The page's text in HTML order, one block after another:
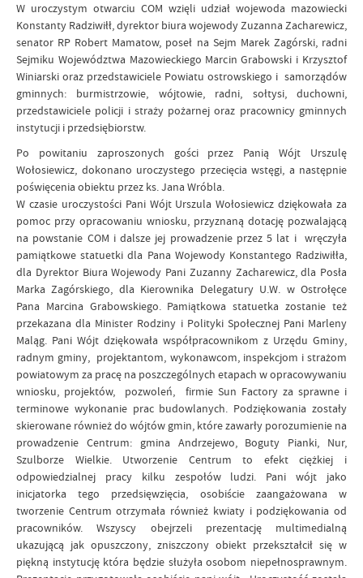
W uroczystym otwarciu COM wzięli udział wojewoda mazowiecki
Konstanty Radziwiłł, dyrektor biura wojewody Zuzanna Zacharewicz,
senator RP Robert Mamatow, poseł na Sejm Marek Zagórski, radni
Sejmiku Województwa Mazowieckiego Marcin Grabowski i Krzysztof
Winiarski oraz przedstawiciele Powiatu ostrowskiego i samorządów
gminnych: burmistrzowie, wójtowie, radni, sołtysi, duchowni,
przedstawiciele policji i straży pożarnej oraz pracownicy gminnych
instytucji i przedsiębiorstw.
Po powitaniu zaproszonych gości przez Panią Wójt Urszulę
Wołosiewicz, dokonano uroczystego przecięcia wstęgi, a następnie
poświęcenia obiektu przez ks. Jana Wróbla.
W czasie uroczystości Pani Wójt Urszula Wołosiewicz dziękowała za
pomoc przy opracowaniu wniosku, przyznaną dotację pozwalającą
na powstanie COM i dalsze jej prowadzenie przez 5 lat i wręczyła
pamiątkowe statuetki dla Pana Wojewody Konstantego Radziwiłła,
dla Dyrektor Biura Wojewody Pani Zuzanny Zacharewicz, dla Posła
Marka Zagórskiego, dla Kierownika Delegatury U.W. w Ostrołęce
Pana Marcina Grabowskiego. Pamiątkowa statuetka zostanie też
przekazana dla Minister Rodziny i Polityki Społecznej Pani Marleny
Maląg. Pani Wójt dziękowała współpracownikom z Urzędu Gminy,
radnym gminy, projektantom, wykonawcom, inspekcjom i strażom
powiatowym za pracę na poszczególnych etapach w opracowywaniu
wniosku, projektów, pozwoleń, firmie Sun Factory za sprawne i
terminowe wykonanie prac budowlanych. Podziękowania zostały
skierowane również do wójtów gmin, które zawarły porozumienie na
prowadzenie Centrum: gmina Andrzejewo, Boguty Pianki, Nur,
Szulborze Wielkie. Utworzenie Centrum to efekt ciężkiej i
odpowiedzialnej pracy kilku zespołów ludzi. Pani wójt jako
inicjatorka tego przedsięwzięcia, osobiście zaangażowana w
tworzenie Centrum otrzymała również kwiaty i podziękowania od
pracowników. Wszyscy obejrzeli prezentację multimedialną
ukazującą jak opuszczony, zniszczony obiekt przekształcił się w
piękną instytucję która będzie służyła osobom niepełnosprawnym.